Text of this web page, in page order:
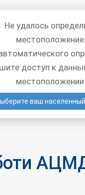
Статьи врачей
АЦМД-Медокс в
Не удалось
местоположение.
доступ к
местоположении.
ваш